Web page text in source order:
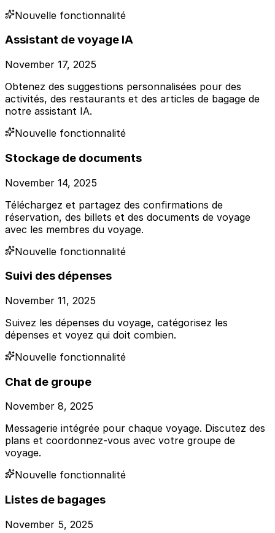
Nouvelle fonctionnalité
Assistant de voyage IA
November 17, 2025
Obtenez des suggestions personnalisées pour des
activités, des restaurants et des articles de bagage de
notre assistant IA.
Nouvelle fonctionnalité
Stockage de documents
November 14, 2025
Téléchargez et partagez des confirmations de
réservation, des billets et des documents de voyage
avec les membres du voyage.
Nouvelle fonctionnalité
Suivi des dépenses
November 11, 2025
Suivez les dépenses du voyage, catégorisez les
dépenses et voyez qui doit combien.
Nouvelle fonctionnalité
Chat de groupe
November 8, 2025
Messagerie intégrée pour chaque voyage. Discutez des
plans et coordonnez-vous avec votre groupe de
voyage.
Nouvelle fonctionnalité
Listes de bagages
November 5, 2025